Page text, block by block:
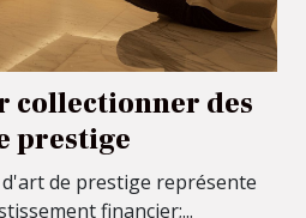
collectionner des
prestige
de prestige représente
financier;...